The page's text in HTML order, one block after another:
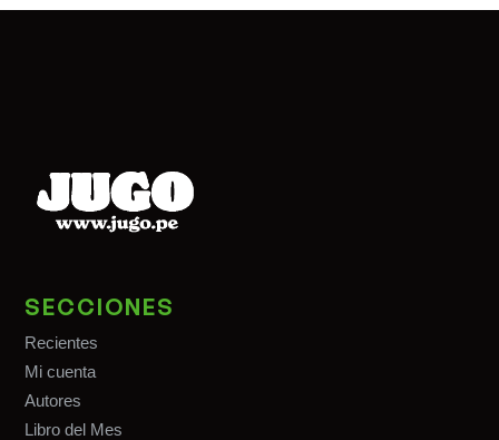
SECCIONES
Recientes
Mi cuenta
Autores
Libro del Mes